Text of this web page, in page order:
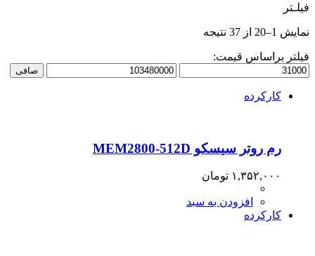
فیلـتر
نمایش 1–20 از 37 نتیجه
فیلتر براساس قیمت:
حداقل
حداكثر
صافی
کارکرده
رم روتر سیسکو MEM2800-512D
۱,۳۵۲,۰۰۰ تومان
افزودن به سبد
کارکرده